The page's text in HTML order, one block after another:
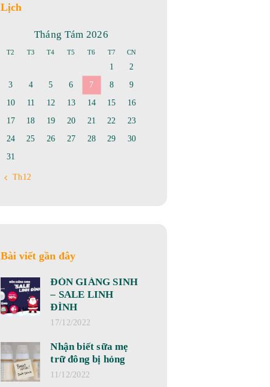
Lịch
Tháng Tám 2026
T2 T3 T4 T5 T6 T7 CN
1
2
3
4 5 6 7 8
9
10
11 12 13 14 15
16
17
18 19 20 21 22
23
24
25 26 27 28 29
30
31
« Th12
Bài viết gần đây
ĐÓN GIÁNG SINH
– SALE LINH
ĐÌNH
17/12/2022
Nhận biết sữa mẹ
trữ đông bị hỏng
11/12/2022